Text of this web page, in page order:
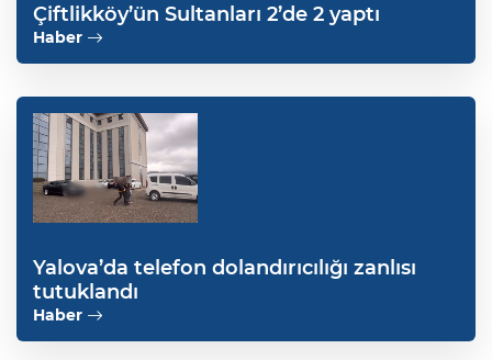
Çiftlikköy’ün Sultanları 2’de 2 yaptı
Haber
Yalova’da telefon dolandırıcılığı zanlısı
tutuklandı
Haber